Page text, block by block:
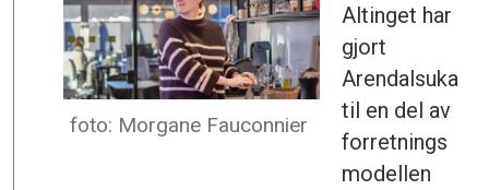
foto: Morgane Fauconnier
Altinget har
gjort
Arendalsuka
til en del av
forretnings
modellen